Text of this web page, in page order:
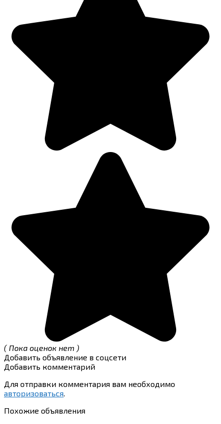
( Пока оценок нет )
Добавить объявление в соцсети
Добавить комментарий
Для отправки комментария вам необходимо
авторизоваться.
Похожие объявления